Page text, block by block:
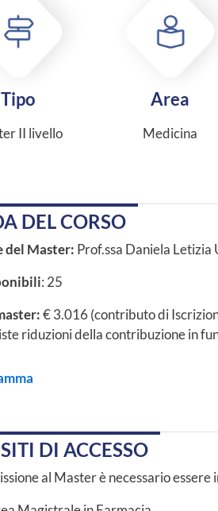
Tipo
II livello
Area
Medicina
DEL CORSO
Master: Prof.ssa Daniela Letizia
: 25
€ 3.016 (contributo di
riduzioni della contribuzione in
DI ACCESSO
al Master è necessario